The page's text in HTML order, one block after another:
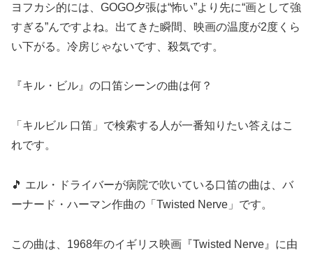
ヨフカシ的には、GOGO夕張は“怖い”より先に“画として強
すぎる”んですよね。出てきた瞬間、映画の温度が2度くら
い下がる。冷房じゃないです、殺気です。
『キル・ビル』の口笛シーンの曲は何？
「キルビル 口笛」で検索する人が一番知りたい答えはこ
れです。
🎵 エル・ドライバーが病院で吹いている口笛の曲は、バ
ーナード・ハーマン作曲の「Twisted Nerve」です。
この曲は、1968年のイギリス映画『Twisted Nerve』に由